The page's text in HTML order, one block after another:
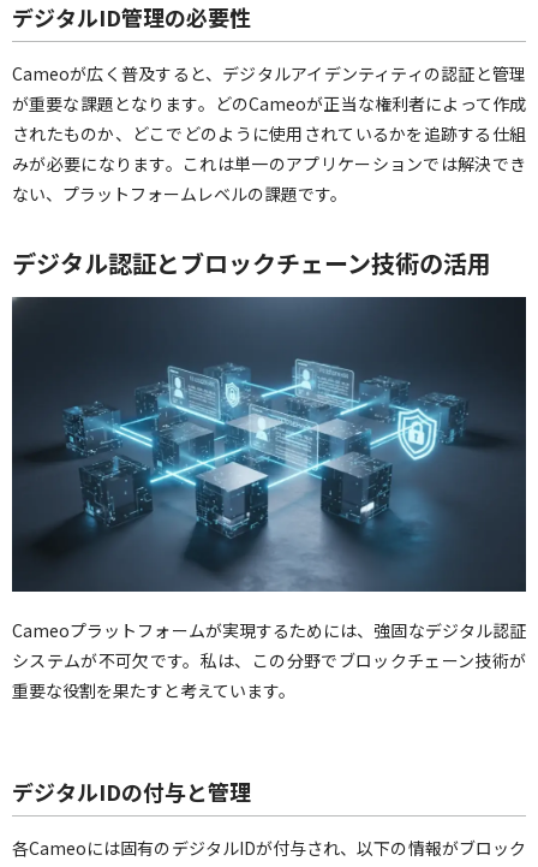
デジタルID管理の必要性
Cameoが広く普及すると、デジタルアイデンティティの認証と管理
が重要な課題となります。どのCameoが正当な権利者によって作成
されたものか、どこでどのように使用されているかを追跡する仕組
みが必要になります。これは単一のアプリケーションでは解決でき
ない、プラットフォームレベルの課題です。
デジタル認証とブロックチェーン技術の活用
Cameoプラットフォームが実現するためには、強固なデジタル認証
システムが不可欠です。私は、この分野でブロックチェーン技術が
重要な役割を果たすと考えています。
デジタルIDの付与と管理
各Cameoには固有のデジタルIDが付与され、以下の情報がブロック